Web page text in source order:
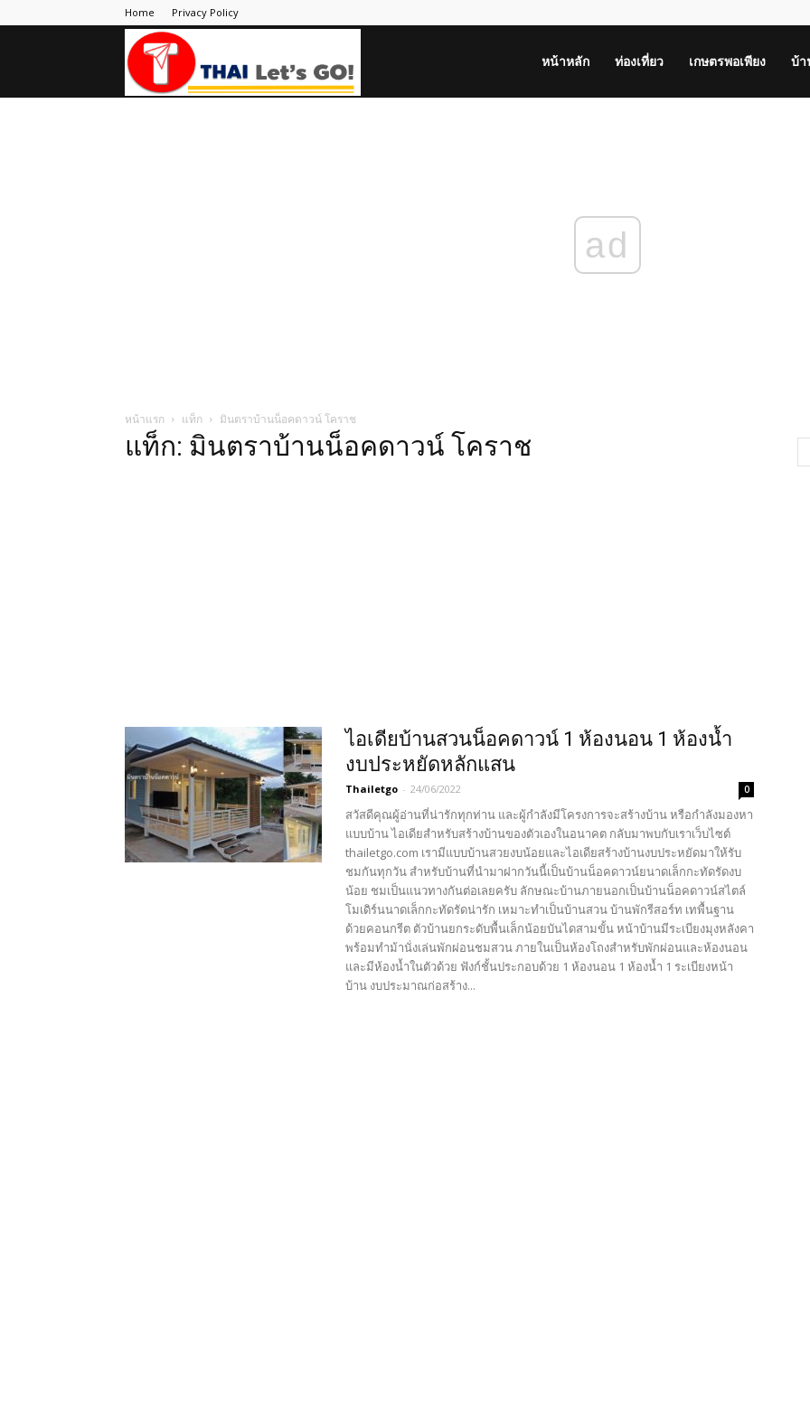
Home Privacy Policy
หน้าหลัก ท่องเที่ยว เกษตรพอเพียง บ้
ad
หน้าแรก แท็ก มินตราบ้านน็อคดาวน์ โคราช
แท็ก: มินตราบ้านน็อคดาวน์ โคราช
ไอเดียบ้านสวนน็อคดาวน์ 1 ห้องนอน 1 ห้องน้ำ
งบประหยัดหลักแสน
Thailetgo - 24/06/2022 0
สวัสดีคุณผู้อ่านที่น่ารักทุกท่าน และผู้กำลังมีโครงการจะสร้างบ้าน หรือกำลังมองหา
แบบบ้าน ไอเดียสำหรับสร้างบ้านของตัวเองในอนาคต กลับมาพบกับเราเว็บไซต์
thailetgo.com เรามีแบบบ้านสวยงบน้อยและไอเดียสร้างบ้านงบประหยัดมาให้รับ
ชมกันทุกวัน สำหรับบ้านที่นำมาฝากวันนี้เป็นบ้านน็อคดาวน์ยนาดเล็กกะทัดรัดงบ
น้อย ชมเป็นแนวทางกันต่อเลยครับ ลักษณะบ้านภายนอกเป็นบ้านน็อคดาวน์สไตล์
โมเดิร์นนาดเล็กกะทัดรัดน่ารัก เหมาะทำเป็นบ้านสวน บ้านพักรีสอร์ท เทพื้นฐาน
ด้วยคอนกรีต ตัวบ้านยกระดับพื้นเล็กน้อยบันไดสามขั้น หน้าบ้านมีระเบียงมุงหลังคา
พร้อมทำม้านั่งเล่นพักผ่อนชมสวน ภายในเป็นห้องโถงสำหรับพักผ่อนและห้องนอน
และมีห้องน้ำในตัวด้วย ฟังก์ชั้นประกอบด้วย 1 ห้องนอน 1 ห้องน้ำ 1 ระเบียงหน้า
บ้าน งบประมาณก่อสร้าง...